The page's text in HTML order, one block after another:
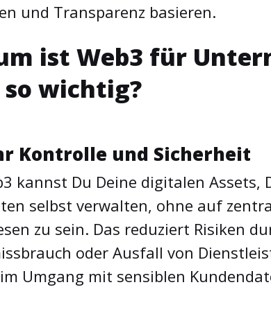
und Transparenz basieren.
ist Web3 für
so wichtig?
Kontrolle und Sicherheit
kannst Du Deine digitalen Assets,
selbst verwalten, ohne auf
zu sein. Das reduziert Risiken
oder Ausfall von
Umgang mit sensiblen